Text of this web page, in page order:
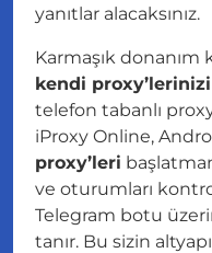
yanıtlar alacaksınız.
Karmaşık donanım
kendi
telefon tabanlı
iProxy Online,
proxy’leri
ve oturumları
Telegram botu
tanır. Bu sizin